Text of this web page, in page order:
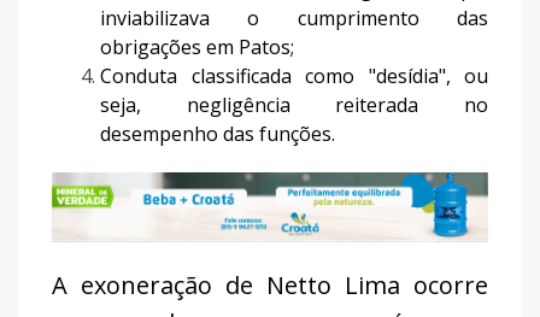
inviabilizava o cumprimento das
obrigações em Patos;
Conduta classificada como "desídia", ou
seja, negligência reiterada no
desempenho das funções.
A exoneração de Netto Lima ocorre